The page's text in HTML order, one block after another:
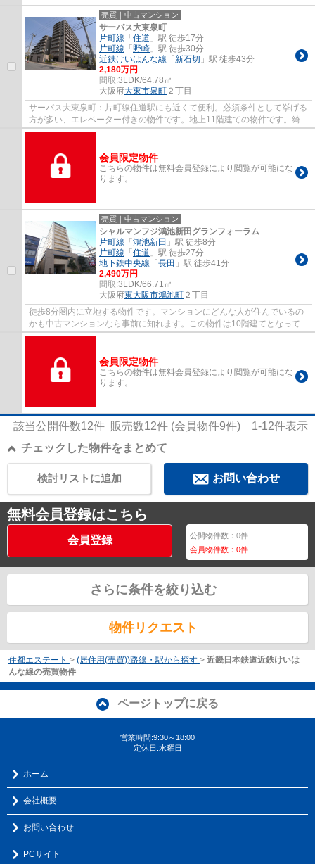
売買｜中古マンション
サーパス大東泉町
片町線 「 住道 」駅 徒歩17分
片町線 「 野崎 」駅 徒歩30分
近鉄けいはんな線 「 新石切 」駅 徒歩43分
2,180万円
間取:3LDK/64.78㎡
大阪府大東市泉町 ２丁目
サーパス大東泉町：片町線住道駅にも近くて便利。必須条件として挙げる
方が多い、エレベーター付きの物件です。地上11階建ての物件です。綺麗
に整備された中古マンションで清潔感を感...
会員限定物件
こちらの物件は無料会員登録により閲覧が可能にな
ります。
売買｜中古マンション
シャルマンフジ鴻池新田グランフォーラム
片町線 「 鴻池新田 」駅 徒歩8分
片町線 「 住道 」駅 徒歩27分
地下鉄中央線 「 長田 」駅 徒歩41分
2,490万円
間取:3LDK/66.71㎡
大阪府東大阪市鴻池町 ２丁目
徒歩8分圏内に立地する物件です。マンションにどんな人が住んでいるの
かも中古マンションなら事前に知れます。この物件は10階建てとなってお
り、見晴らしもいいです。住都エステートで...
会員限定物件
こちらの物件は無料会員登録により閲覧が可能にな
ります。
該当公開件数12件 販売数12件 (会員物件9件) 1-12件表示
チェックした物件をまとめて
お問い合わせ
検討リストに追加
無料会員登録はこちら
会員登録 公開物件数：0件
会員物件数：0件
さらに条件を絞り込む
物件リクエスト
住都エステート > (居住用(売買))路線・駅から探す > 近畿日本鉄道近鉄けいは
んな線の売買物件
ページトップに戻る
営業時間:9:30～18:00
定休日:水曜日
ホーム
会社概要
お問い合わせ
PCサイト